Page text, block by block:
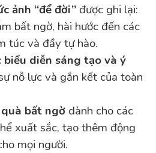
ảnh “để đời”được ghi lại:
bất ngờ, hài hước đến các
túc và đầy tự hào.
biểu diễn sáng tạo và ý
nỗ lực và gắn kết của toàn
bất ngờ dành cho các
xuất sắc, tạo thêm động
mọi người.